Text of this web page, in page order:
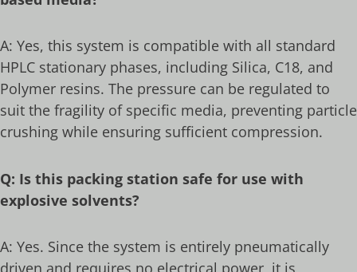
A: Yes, this system is compatible with all standard
HPLC stationary phases, including Silica, C18, and
Polymer resins. The pressure can be regulated to
suit the fragility of specific media, preventing particle
crushing while ensuring sufficient compression.
Q: Is this packing station safe for use with
explosive solvents?
A: Yes. Since the system is entirely pneumatically